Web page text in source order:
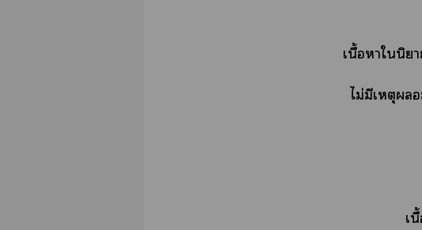
เนื้อาในิย
ไม่มีเหตุ
เ